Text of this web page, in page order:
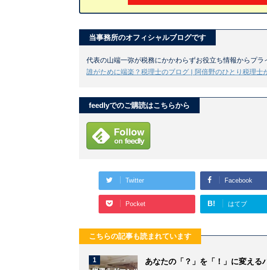
当事務所のオフィシャルブログです
代表の山端一弥が税務にかかわらずお役立ち情報からプラ
誰がために端楽？税理士のブログ | 阿倍野のひとり税理
feedlyでのご購読はこちらから
Twitter Facebook
Pocket B! はてブ
こちらの記事も読まれています
1 あなたの「？」を「！」に変える